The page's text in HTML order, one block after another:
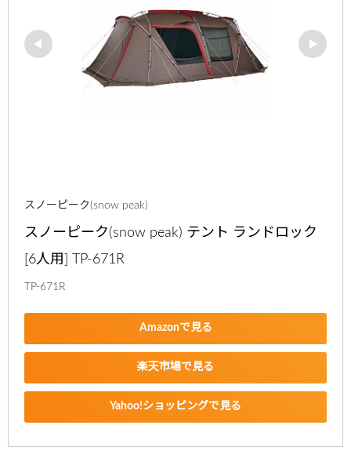
スノーピーク(snow peak)
スノーピーク(snow peak) テント ランドロック
[6人用] TP-671R
TP-671R
Amazonで見る
楽天市場で見る
Yahoo!ショッピングで見る